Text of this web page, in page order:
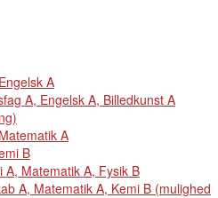
A
A, Engelsk A, Billedkunst A
A
B
A, Matematik A, Fysik B
A, Matematik A, Kemi B (mulighed